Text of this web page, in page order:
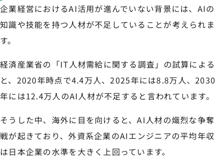
企業経営におけるAI活用が進んでいない背景には、AIの
知識や技能を持つ人材が不足していることが考えられま
す。
経済産業省の「IT人材需給に関する調査」の試算による
と、2020年時点で4.4万人、2025年には8.8万人、2030
年には12.4万人のAI人材が不足すると言われています。
そうした中、海外に目を向けると、AI人材の熾烈な争奪
戦が起きており、外資系企業のAIエンジニアの平均年収
は日本企業の水準を大きく上回っています。